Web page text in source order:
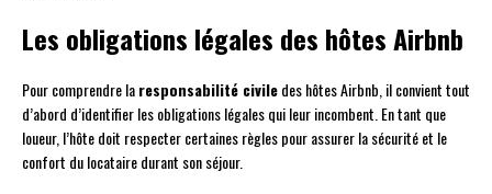
Les obligations légales des hôtes Airbnb
Pour comprendre laresponsabilité civiledes hôtes Airbnb, il convient tout
d’abord d’identifier les obligations légales qui leur incombent. En tant que
loueur, l’hôte doit respecter certaines règles pour assurer la sécurité et le
confort du locataire durant son séjour.